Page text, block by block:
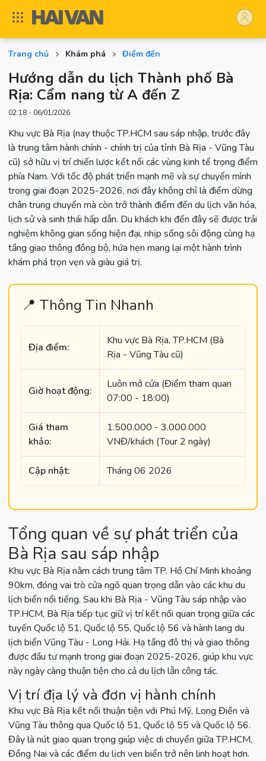
Trang chủ Khám phá Điểm đến
Hướng dẫn du lịch Thành phố Bà
Rịa: Cẩm nang từ A đến Z
02:18 - 06/01/2026
Khu vực Bà Rịa (nay thuộc TP.HCM sau sáp nhập, trước đây
là trung tâm hành chính - chính trị của tỉnh Bà Rịa - Vũng Tàu
cũ) sở hữu vị trí chiến lược kết nối các vùng kinh tế trọng điểm
phía Nam. Với tốc độ phát triển mạnh mẽ và sự chuyển mình
trong giai đoạn 2025-2026, nơi đây không chỉ là điểm dừng
chân trung chuyển mà còn trở thành điểm đến du lịch văn hóa,
lịch sử và sinh thái hấp dẫn. Du khách khi đến đây sẽ được trải
nghiệm không gian sống hiện đại, nhịp sống sôi động cùng hạ
tầng giao thông đồng bộ, hứa hẹn mang lại một hành trình
khám phá trọn vẹn và giàu giá trị.
📍 Thông Tin Nhanh
Địa điểm:
Khu vực Bà Rịa, TP.HCM (Bà
Rịa - Vũng Tàu cũ)
Giờ hoạt động:
Luôn mở cửa (Điểm tham quan
07:00 - 18:00)
Giá tham
khảo:
1.500.000 - 3.000.000
VNĐ/khách (Tour 2 ngày)
Cập nhật: Tháng 06 2026
Tổng quan về sự phát triển của
Bà Rịa sau sáp nhập
Khu vực Bà Rịa nằm cách trung tâm TP. Hồ Chí Minh khoảng
90km, đóng vai trò cửa ngõ quan trọng dẫn vào các khu du
lịch biển nổi tiếng. Sau khi Bà Rịa - Vũng Tàu sáp nhập vào
TP.HCM, Bà Rịa tiếp tục giữ vị trí kết nối quan trọng giữa các
tuyến Quốc lộ 51, Quốc lộ 55, Quốc lộ 56 và hành lang du
lịch biển Vũng Tàu - Long Hải. Hạ tầng đô thị và giao thông
được đầu tư mạnh trong giai đoạn 2025-2026, giúp khu vực
này ngày càng thuận tiện cho cả du lịch lẫn công tác.
Vị trí địa lý và đơn vị hành chính
Khu vực Bà Rịa kết nối thuận tiện với Phú Mỹ, Long Điền và
Vũng Tàu thông qua Quốc lộ 51, Quốc lộ 55 và Quốc lộ 56.
Đây là nút giao quan trọng giúp việc di chuyển giữa TP.HCM,
Đồng Nai và các điểm du lịch ven biển trở nên linh hoạt hơn.